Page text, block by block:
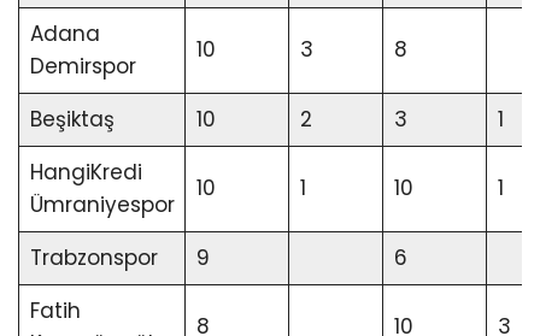
Adana
Demirspor
10 3 8
Beşiktaş 10 2 3
1
HangiKredi
Ümraniyespor
10 1 10 1
Trabzonspor 9
6
Fatih
8 10 3